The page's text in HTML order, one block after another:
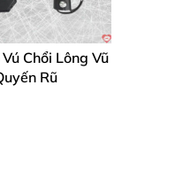
trình gần
kỳ tuyệt
Chổi Lông Vũ
Rũ